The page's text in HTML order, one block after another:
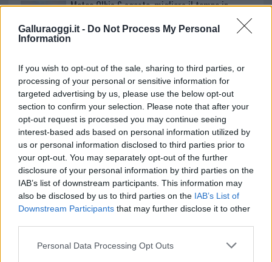
Galluraoggi.it - Do Not Process My Personal
Information
If you wish to opt-out of the sale, sharing to third parties, or
processing of your personal or sensitive information for
targeted advertising by us, please use the below opt-out
section to confirm your selection. Please note that after your
opt-out request is processed you may continue seeing
interest-based ads based on personal information utilized by
us or personal information disclosed to third parties prior to
your opt-out. You may separately opt-out of the further
disclosure of your personal information by third parties on the
IAB’s list of downstream participants. This information may
also be disclosed by us to third parties on the IAB’s List of
Downstream Participants that may further disclose it to other
Please note that this website/app uses one or more Google
Personal Data Processing Opt Outs
Meteo Olbia 6 agosto, migliora il tempo in
NECROLOGIE
Mario Malu